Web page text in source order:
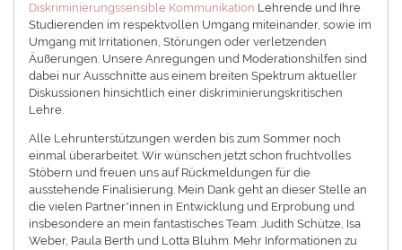
Diskriminierungssensible Kommunikation Lehrende und Ihre
Studierenden im respektvollen Umgang miteinander, sowie im
Umgang mit Irritationen, Störungen oder verletzenden
Äußerungen. Unsere Anregungen und Moderationshilfen sind
dabei nur Ausschnitte aus einem breiten Spektrum aktueller
Diskussionen hinsichtlich einer diskriminierungskritischen
Lehre.
Alle Lehrunterstützungen werden bis zum Sommer noch
einmal überarbeitet. Wir wünschen jetzt schon fruchtvolles
Stöbern und freuen uns auf Rückmeldungen für die
ausstehende Finalisierung. Mein Dank geht an dieser Stelle an
die vielen Partner*innen in Entwicklung und Erprobung und
insbesondere an mein fantastisches Team: Judith Schütze, Isa
Weber, Paula Berth und Lotta Bluhm. Mehr Informationen zu